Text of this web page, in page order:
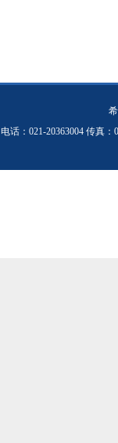
电话：021-20363004 传真：